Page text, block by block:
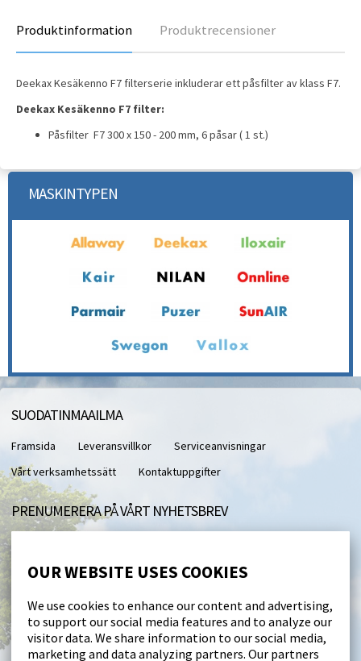
OUR WEBSITE USES COOKIES
We use cookies to enhance our content and advertising,
to support our social media features and to analyze our
visitor data. We share information to our social media,
marketing and data analyzing partners. Our partners
Produktinformation Produktrecensioner
Deekax Kesäkenno F7 filterserie inkluderar ett påsfilter av klass F7.
Deekax Kesäkenno F7 filter:
Påsfilter F7 300 x 150 - 200 mm, 6 påsar ( 1 st.)
MASKINTYPEN
SUODATINMAAILMA
Framsida Leveransvillkor
Serviceanvisningar
Vårt verksamhetssätt
Kontaktuppgifter
PRENUMERERA PÅ VÅRT NYHETSBREV
Beställ